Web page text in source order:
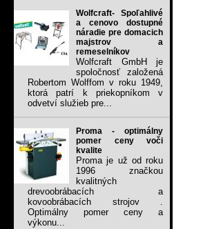
Wolfcraft- Spoľahlivé
a cenovo dostupné
náradie pre domacich
majstrov a
remeselníkov
Wolfcraft GmbH je
spoločnosť založená
Robertom Wolffom v roku 1949,
ktorá patrí k priekopníkom v
odvetví služieb pre...
Proma - optimálny
pomer ceny voči
kvalite
Proma je už od roku
1996 značkou
kvalitných
drevoobrábacích a
kovoobrábacích strojov .
Optimálny pomer ceny a
výkonu...